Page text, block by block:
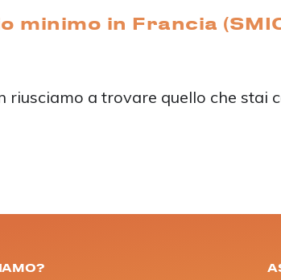
minimo in Francia
riusciamo a trovare quello che stai